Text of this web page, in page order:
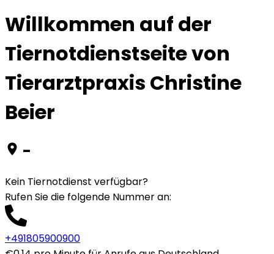
Willkommen auf der
Tiernotdienstseite von
Tierarztpraxis Christine
Beier
-
Kein Tiernotdienst verfügbar?
Rufen Sie die folgende Nummer an:
+491805900900